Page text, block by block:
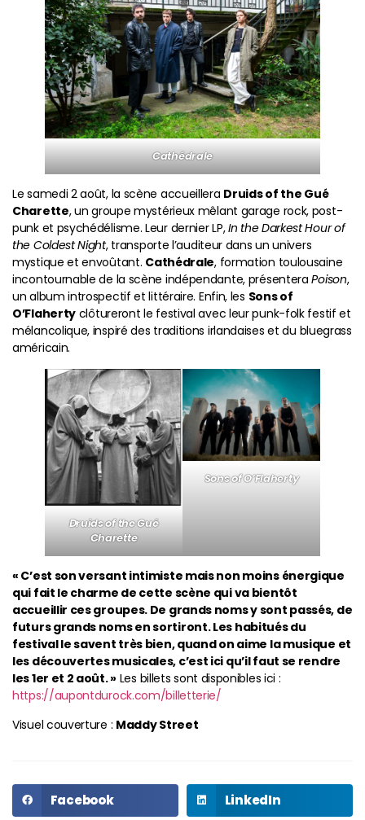
Cathédrale
Le samedi 2 août, la scène accueillera Druids of the Gué
Charette, un groupe mystérieux mêlant garage rock, post-
punk et psychédélisme. Leur dernier LP,In the Darkest Hour of
the Coldest Night, transporte l’auditeur dans un univers
mystique et envoûtant. Cathédrale, formation toulousaine
incontournable de la scène indépendante, présenteraPoison,
un album introspectif et littéraire. Enfin, les Sons of
O’Flaherty clôtureront le festival avec leur punk-folk festif et
mélancolique, inspiré des traditions irlandaises et du bluegrass
américain.
Druids of the Gué
Charette
Sons of O’Flaherty
« C’est son versant intimiste mais non moins énergique
qui fait le charme de cette scène qui va bientôt
accueillir ces groupes. De grands noms y sont passés, de
futurs grands noms en sortiront. Les habitués du
festival le savent très bien, quand on aime la musique et
les découvertes musicales, c’est ici qu’il faut se rendre
les 1er et 2 août. » Les billets sont disponibles ici :
https://aupontdurock.com/billetterie/
Visuel couverture : Maddy Street
Facebook LinkedIn